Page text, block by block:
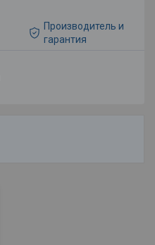
Производитель и
гарантия